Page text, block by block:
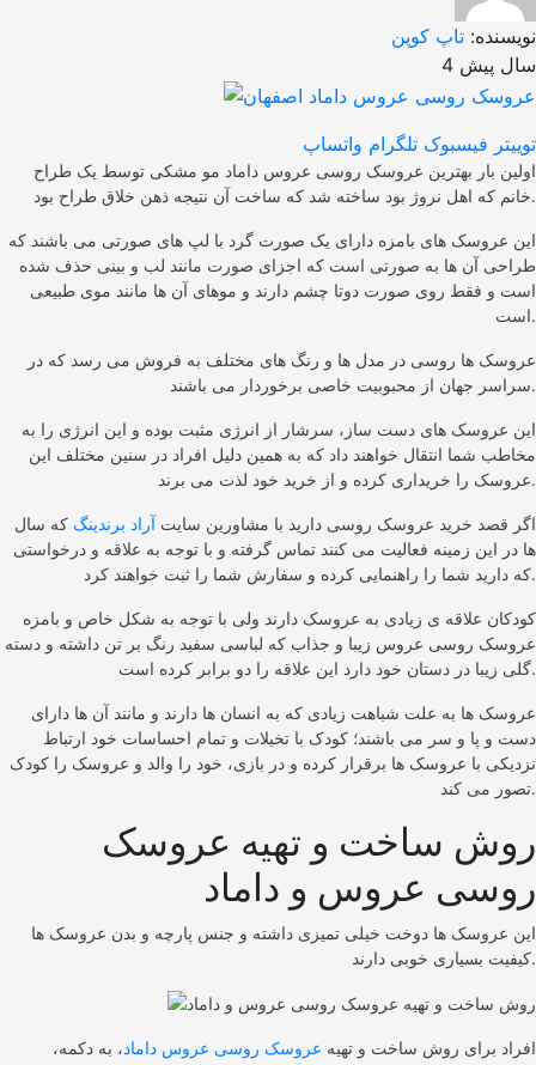
نویسنده: تاپ کوپن
4 سال پیش
توییتر فیسبوک تلگرام واتساپ
اولین بار بهترین عروسک روسی عروس داماد مو مشکی توسط یک طراح
خانم که اهل نروژ بود ساخته شد که ساخت آن نتیجه ذهن خلاق طراح بود.
این عروسک های بامزه دارای یک صورت گرد با لپ های صورتی می باشند که
طراحی آن ها به صورتی است که اجزای صورت مانند لب و بینی حذف شده
است و فقط روی صورت دوتا چشم دارند و موهای آن ها مانند موی طبیعی
است.
عروسک ها روسی در مدل ها و رنگ های مختلف به فروش می رسد که در
سراسر جهان از محبوبیت خاصی برخوردار می باشند.
این عروسک های دست ساز، سرشار از انرژی مثبت بوده و این انرژی را به
مخاطب شما انتقال خواهند داد که به همین دلیل افراد در سنین مختلف این
عروسک را خریداری کرده و از خرید خود لذت می برند.
اگر قصد خرید عروسک روسی دارید با مشاورین سایت آراد برندینگ که سال
ها در این زمینه فعالیت می کنند تماس گرفته و با توجه به علاقه و درخواستی
که دارید شما را راهنمایی کرده و سفارش شما را ثبت خواهند کرد.
کودکان علاقه ی زیادی به عروسک دارند ولی با توجه به شکل خاص و بامزه
عروسک روسی عروس زیبا و جذاب که لباسی سفید رنگ بر تن داشته و دسته
گلی زیبا در دستان خود دارد این علاقه را دو برابر کرده است.
عروسک ها به علت شباهت زیادی که به انسان ها دارند و مانند آن ها دارای
دست و پا و سر می باشند؛ کودک با تخیلات و تمام احساسات خود ارتباط
نزدیکی با عروسک ها برقرار کرده و در بازی، خود را والد و عروسک را کودک
تصور می کند.
روش ساخت و تهیه عروسک
روسی عروس و داماد
این عروسک ها دوخت خیلی تمیزی داشته و جنس پارچه و بدن عروسک ها
کیفیت بسیاری خوبی دارند.
افراد برای روش ساخت و تهیه عروسک روسی عروس داماد، به دکمه،